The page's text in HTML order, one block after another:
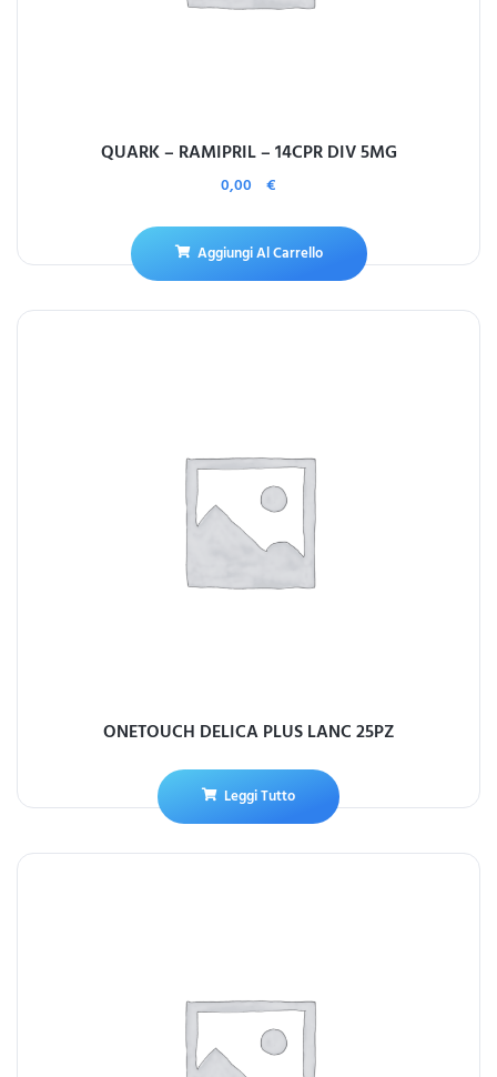
QUARK – RAMIPRIL – 14CPR DIV 5MG
0,00 €
Aggiungi Al Carrello
ONETOUCH DELICA PLUS LANC 25PZ
Leggi Tutto